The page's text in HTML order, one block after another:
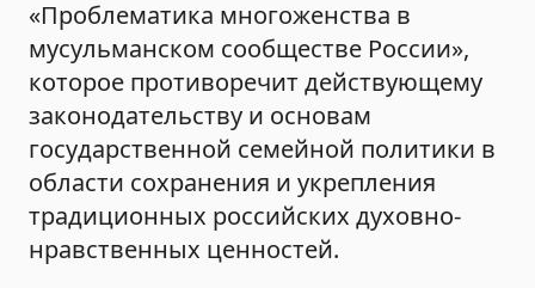
«Проблематика многоженства в
мусульманском сообществе России»,
которое противоречит действующему
законодательству и основам
государственной семейной политики в
области сохранения и укрепления
традиционных российских духовно-
нравственных ценностей.